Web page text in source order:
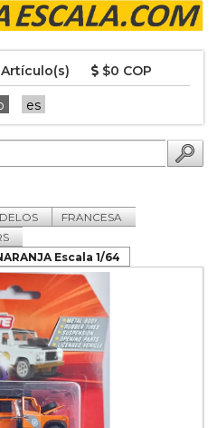
$0 COP
es
FRANCESA
Escala 1/64